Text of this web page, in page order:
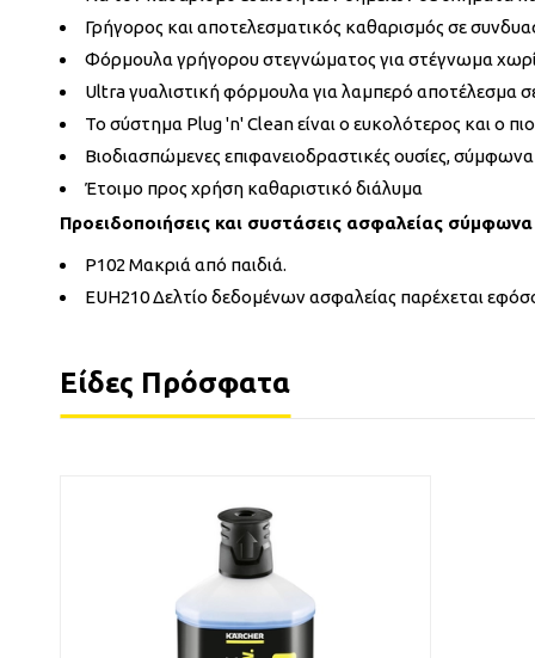
Γρήγορος και αποτελεσματικός καθαρισμός σε
Φόρμουλα γρήγορου στεγνώματος για στέγνωμα
Ultra γυαλιστική φόρμουλα για λαμπερό αποτέλεσμα
Το σύστημα Plug 'n' Clean είναι ο ευκολότερος και ο
Βιοδιασπώμενες επιφανειοδραστικές ουσίες,
Έτοιμο προς χρήση καθαριστικό διάλυμα
Προειδοποιήσεις και συστάσεις ασφαλείας
P102 Μακριά από παιδιά.
EUH210 Δελτίο δεδομένων ασφαλείας παρέχεται
Είδες Πρόσφατα